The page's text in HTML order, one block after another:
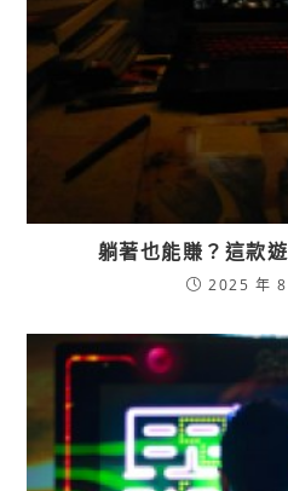
躺著也能賺？這款
2025 年